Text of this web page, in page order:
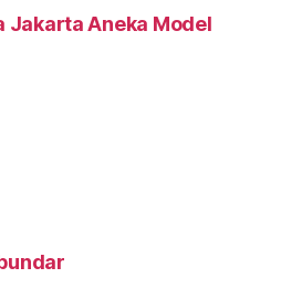
Jakarta Aneka Model